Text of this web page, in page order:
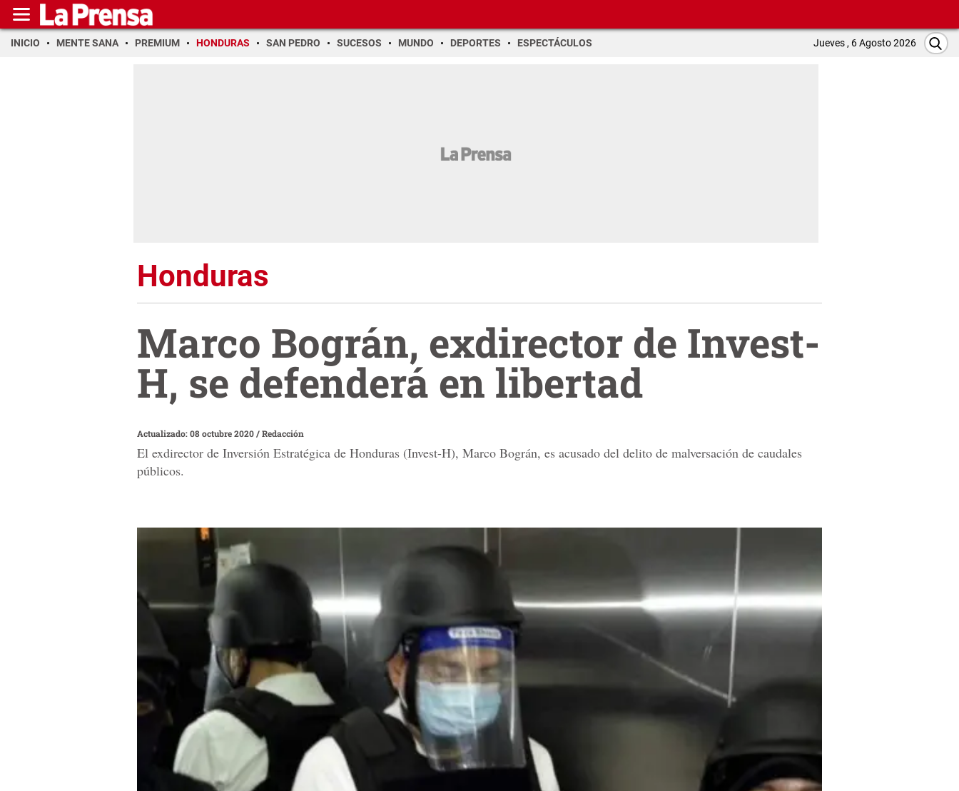
INICIO MENTE SANA PREMIUM HONDURAS SAN PEDRO SUCESOS MUNDO DEPORTES ESPECTÁCULOS Jueves , 6 Agosto 2026
Honduras
Marco Bográn, exdirector de Invest-
H, se defenderá en libertad
Actualizado: 08 octubre 2020/Redacción
El exdirector de Inversión Estratégica de Honduras (Invest-H), Marco Bográn, es acusado del delito de malversación de caudales
públicos.